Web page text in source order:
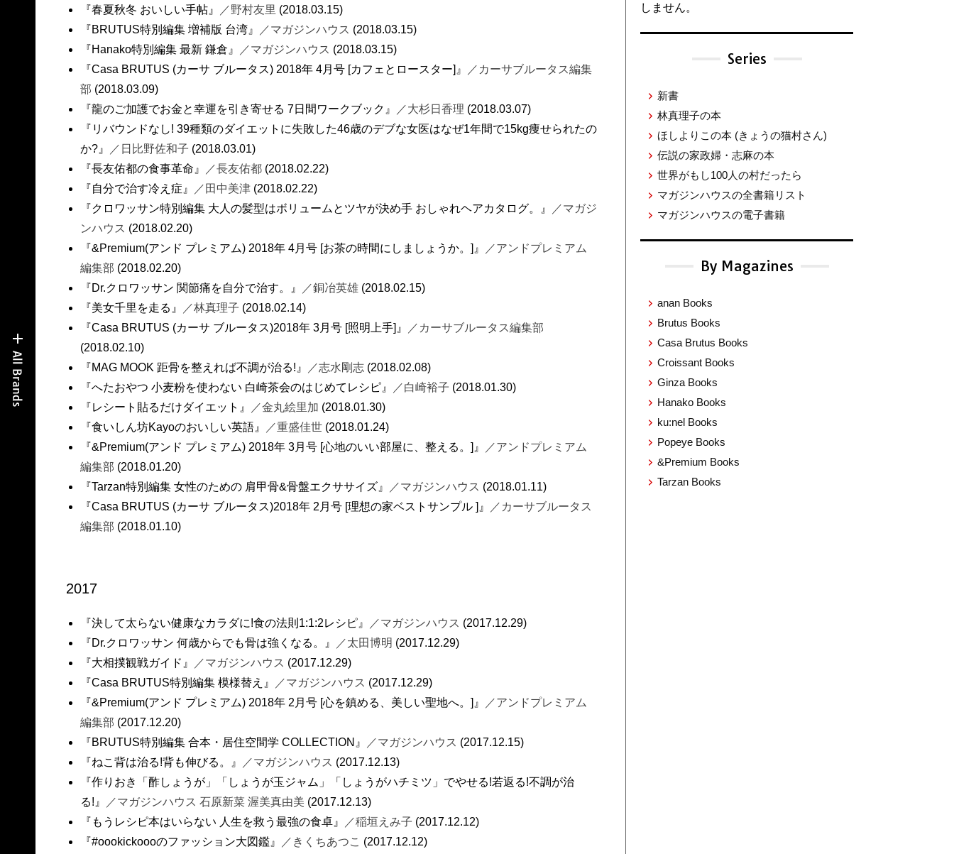
『春夏秋冬 おいしい手帖』
／野村友里 (2018.03.15)
『BRUTUS特別編集 増補版 台湾』
／マガジンハウス (2018.03.15)
『Hanako特別編集 最新 鎌倉』
／マガジンハウス (2018.03.15)
『Casa BRUTUS (カーサ ブルータス) 2018年 4月号 [カフェとロースター]』
／カーサブルータス編集
部 (2018.03.09)
『龍のご加護でお金と幸運を引き寄せる 7日間ワークブック』
／大杉日香理 (2018.03.07)
『リバウンドなし! 39種類のダイエットに失敗した46歳のデブな女医はなぜ1年間で15kg痩せられたの
か?』
／日比野佐和子 (2018.03.01)
『長友佑都の食事革命』
／長友佑都 (2018.02.22)
『自分で治す冷え症』
／田中美津 (2018.02.22)
『クロワッサン特別編集 大人の髪型はボリュームとツヤが決め手 おしゃれヘアカタログ。』
／マガジ
ンハウス (2018.02.20)
『&Premium(アンド プレミアム) 2018年 4月号 [お茶の時間にしましょうか。]』
／アンドプレミアム
編集部 (2018.02.20)
『Dr.クロワッサン 関節痛を自分で治す。』
／銅冶英雄 (2018.02.15)
『美女千里を走る』
／林真理子 (2018.02.14)
『Casa BRUTUS (カーサ ブルータス)2018年 3月号 [照明上手]』
／カーサブルータス編集部
(2018.02.10)
『MAG MOOK 距骨を整えれば不調が治る!』
／志水剛志 (2018.02.08)
『へたおやつ 小麦粉を使わない 白崎茶会のはじめてレシピ』
／白崎裕子 (2018.01.30)
『レシート貼るだけダイエット』
／金丸絵里加 (2018.01.30)
『食いしん坊Kayoのおいしい英語』
／重盛佳世 (2018.01.24)
『&Premium(アンド プレミアム) 2018年 3月号 [心地のいい部屋に、整える。]』
／アンドプレミアム
編集部 (2018.01.20)
『Tarzan特別編集 女性のための 肩甲骨&骨盤エクササイズ』
／マガジンハウス (2018.01.11)
『Casa BRUTUS (カーサ ブルータス)2018年 2月号 [理想の家ベストサンプル ]』
／カーサブルータス
編集部 (2018.01.10)
2017
『決して太らない健康なカラダに!食の法則1:1:2レシピ』 ／マガジンハウス (2017.12.29)
『Dr.クロワッサン 何歳からでも骨は強くなる。』
／太田博明 (2017.12.29)
『大相撲観戦ガイド』
／マガジンハウス (2017.12.29)
『Casa BRUTUS特別編集 模様替え』
／マガジンハウス (2017.12.29)
『&Premium(アンド プレミアム) 2018年 2月号 [心を鎮める、美しい聖地へ。]』
／アンドプレミアム
編集部 (2017.12.20)
『BRUTUS特別編集 合本・居住空間学 COLLECTION』
／マガジンハウス (2017.12.15)
『ねこ背は治る!背も伸びる。』
／マガジンハウス (2017.12.13)
『作りおき「酢しょうが」「しょうが玉ジャム」「しょうがハチミツ」でやせる!若返る!不調が治
る!』
／マガジンハウス 石原新菜 渥美真由美 (2017.12.13)
『もうレシピ本はいらない 人生を救う最強の食卓』
／稲垣えみ子 (2017.12.12)
『#oookickoooのファッション大図鑑』
／きくちあつこ (2017.12.12)
しません。
Series
新書
林真理子の本
ほしよりこの本 (きょうの猫村さん)
伝説の家政婦・志麻の本
世界がもし100人の村だったら
マガジンハウスの全書籍リスト
マガジンハウスの電子書籍
By Magazines
anan Books
Brutus Books
Casa Brutus Books
Croissant Books
Ginza Books
Hanako Books
ku:nel Books
Popeye Books
&Premium Books
Tarzan Books